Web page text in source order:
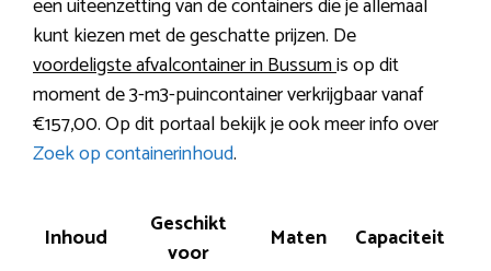
kunt kiezen met de geschatte prijzen. De
voordeligste afvalcontainer in Bussumis op dit
moment de 3-m3-puincontainer verkrijgbaar vanaf
€157,00. Op dit portaal bekijk je ook meer info over
Zoek op containerinhoud.
Inhoud
Geschikt
voor
Maten Capaciteit